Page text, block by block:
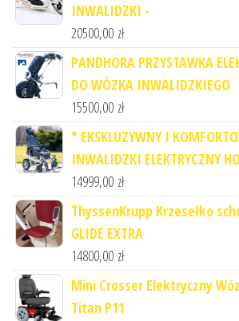
INWALIDZKI -
20500,00 zł
PANDHORA PRZYSTAWKA
DO WÓZKA INWALIDZKIEGO
15500,00 zł
* EKSKLUZYWNY I
INWALIDZKI ELEKTRYCZNY
14999,00 zł
ThyssenKrupp Krzesełko
GLIDE EXTRA
14800,00 zł
Mini Crosser Elektryczny
Titan P11